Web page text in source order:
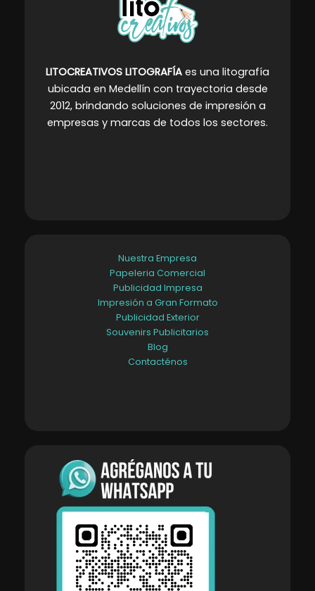
LITOCREATIVOS LITOGRAFÍA es una litografía
ubicada en Medellín con trayectoria desde
2012, brindando soluciones de impresión a
empresas y marcas de todos los sectores.
Nuestra Empresa
Papeleria Comercial
Publicidad Impresa
Impresión a Gran Formato
Publicidad Exterior
Souvenirs Publicitarios
Blog
Contacténos